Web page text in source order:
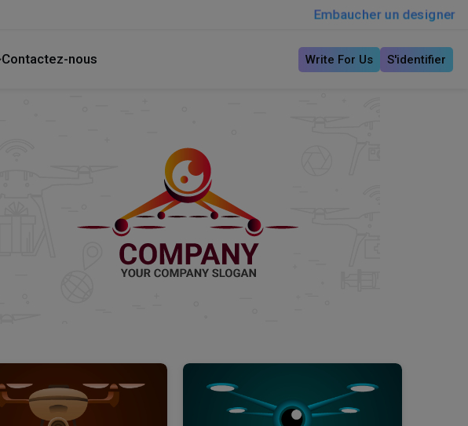
Embaucher un designer
Contactez-nous Write For Us S'identifier